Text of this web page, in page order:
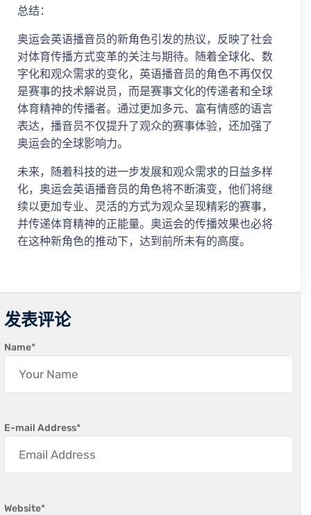
总结：
奥运会英语播音员的新角色引发的热议，反映了社会
对体育传播方式变革的关注与期待。随着全球化、数
字化和观众需求的变化，英语播音员的角色不再仅仅
是赛事的技术解说员，而是赛事文化的传递者和全球
体育精神的传播者。通过更加多元、富有情感的语言
表达，播音员不仅提升了观众的赛事体验，还加强了
奥运会的全球影响力。
未来，随着科技的进一步发展和观众需求的日益多样
化，奥运会英语播音员的角色将不断演变，他们将继
续以更加专业、灵活的方式为观众呈现精彩的赛事，
并传递体育精神的正能量。奥运会的传播效果也必将
在这种新角色的推动下，达到前所未有的高度。
发表评论
Name*
E-mail Address*
Website*